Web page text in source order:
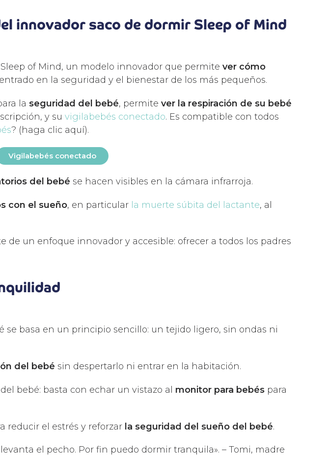
innovador saco de dormir Sleep of Mind
Sleep of Mind, un modelo innovador que permite ver cómo
en la seguridad y el bienestar de los más pequeños.
la seguridad del bebé, permite ver la respiración de su bebé
y su vigilabebés conectado. Es compatible con todos
? (haga clic aquí).
Vigilabebés conectado
del bebé se hacen visibles en la cámara infrarroja.
con el sueño, en particular la muerte súbita del lactante, al
de un enfoque innovador y accesible: ofrecer a todos los padres
se basa en un principio sencillo: un tejido ligero, sin ondas ni
del bebé sin despertarlo ni entrar en la habitación.
bebé: basta con echar un vistazo al monitor para bebés para
reducir el estrés y reforzar la seguridad del sueño del bebé.
el pecho. Por fin puedo dormir tranquila». – Tomi, madre